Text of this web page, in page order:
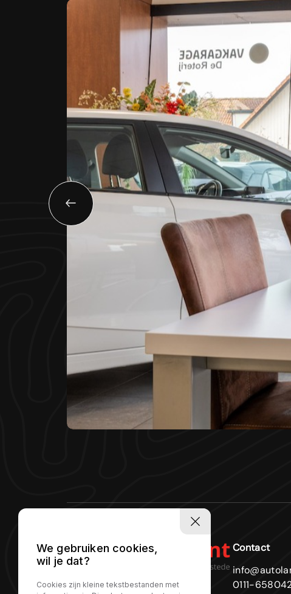
Contact
0111-
We gebruiken cookies,
wil je dat?
Cookies zijn kleine tekstbestanden met